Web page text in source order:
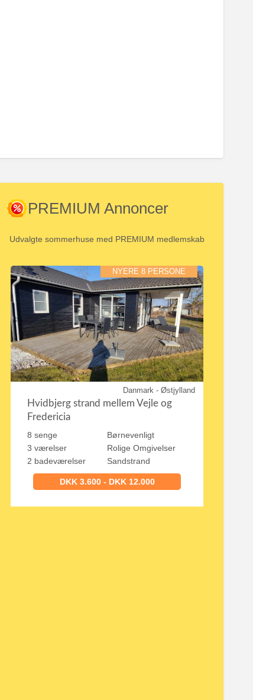
PREMIUM Annoncer
Udvalgte sommerhuse med PREMIUM medlemskab
NYERE 8 PERSONE
Danmark - Østjylland
Hvidbjerg strand mellem Vejle og
Fredericia
8 senge
3 værelser
2 badeværelser
Børnevenligt
Rolige Omgivelser
Sandstrand
DKK 3.600 - DKK 12.000